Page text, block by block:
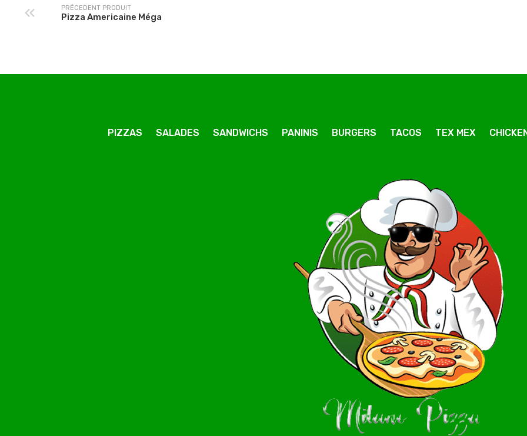
PRÉCEDENT PRODUIT
Pizza Americaine Méga
PIZZAS SALADES SANDWICHS PANINIS BURGERS TACOS TEX MEX